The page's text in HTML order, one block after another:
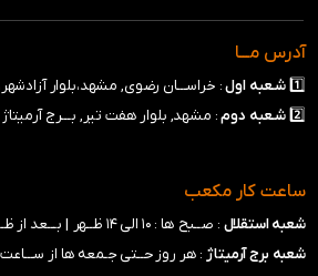
آدرس مـــا
1️⃣شـعبه اول: خراســـان رضوی, مشهد،بلوار
2️⃣شـعبه دوم: مشهد, بلوار هفت تیر, بـــرج آرمیتاژ طبقه ۲
ساعت کار مکعب
شعبه استقلال : صــبح ها : ۱۰ الی ۱۴ ظــهر |
بـــعد از
شعبه برج آرمیتاژ: هر روز حــتی جـمعه ها از ســـاعت ۱۰ صبـــح الی ۲۲